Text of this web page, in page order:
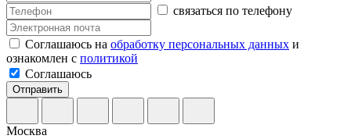
связаться по телефону
Соглашаюсь на обработку персональных данных и
ознакомлен с политикой
Соглашаюсь
Отправить
Москва